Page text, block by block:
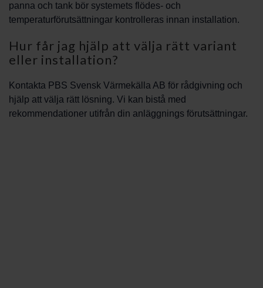
panna och tank bör systemets flödes- och
temperaturförutsättningar kontrolleras innan installation.
Hur får jag hjälp att välja rätt variant
eller installation?
Kontakta PBS Svensk Värmekälla AB för rådgivning och
hjälp att välja rätt lösning. Vi kan bistå med
rekommendationer utifrån din anläggnings förutsättningar.